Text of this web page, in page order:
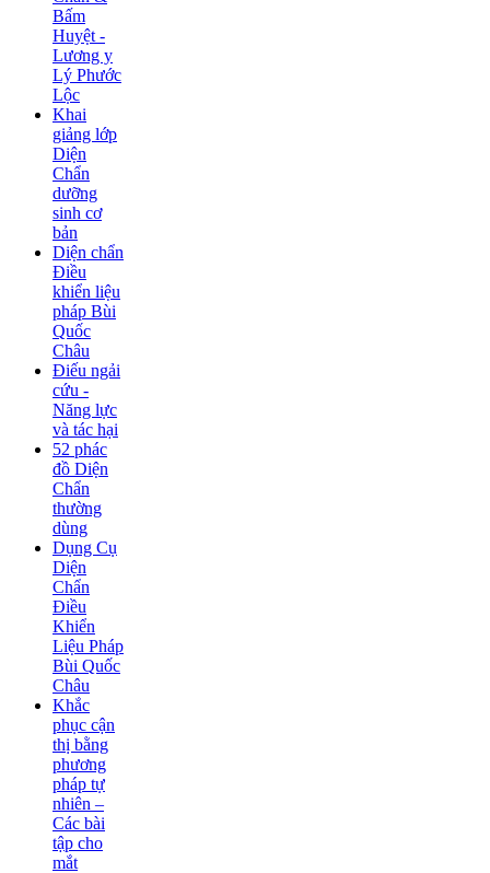
Bấm
Huyệt -
Lương y
Lý Phước
Lộc
Khai
giảng lớp
Diện
Chẩn
dưỡng
sinh cơ
bản
Diện chẩn
Điều
khiển liệu
pháp Bùi
Quốc
Châu
Điếu ngải
cứu -
Năng lực
và tác hại
52 phác
đồ Diện
Chẩn
thường
dùng
Dụng Cụ
Diện
Chẩn
Điều
Khiển
Liệu Pháp
Bùi Quốc
Châu
Khắc
phục cận
thị bằng
phương
pháp tự
nhiên –
Các bài
tập cho
mắt